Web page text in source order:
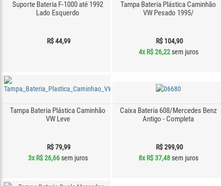
Suporte Bateria F-1000 até 1992
Lado Esquerdo
R$ 44,99
Tampa Bateria Plástica Caminhão
VW Pesado 1995/
R$ 104,90
4x R$ 26,22sem juros
Tampa Bateria Plástica Caminhão
VW Leve
R$ 79,99
3x R$ 26,66sem juros
Caixa Bateria 608/Mercedes Benz
Antigo - Completa
R$ 299,90
8x R$ 37,48sem juros